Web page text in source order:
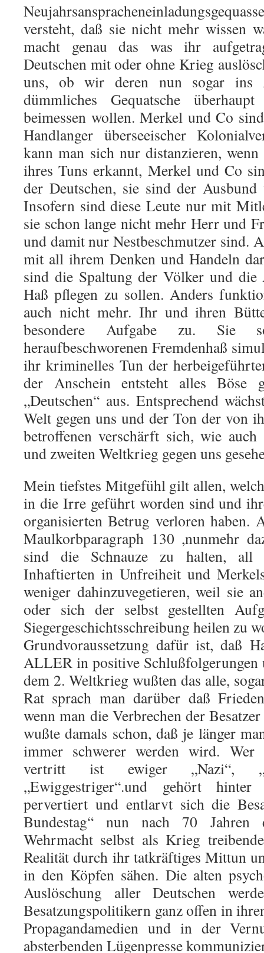
versteht, daß sie nicht mehr wissen
macht genau das was ihr
Deutschen mit oder ohne Krieg
uns, ob wir deren nun sogar ins
dümmliches Gequatsche
beimessen wollen. Merkel und Co
Handlanger überseeischer
kann man sich nur distanzieren,
ihres Tuns erkannt, Merkel und Co
der Deutschen, sie sind der Ausbund
Insofern sind diese Leute nur mit
sie schon lange nicht mehr Herr und
und damit nur Nestbeschmutzer sind.
mit all ihrem Denken und Handeln
sind die Spaltung der Völker und die
Haß pflegen zu sollen. Anders
auch nicht mehr. Ihr und ihren
besondere Aufgabe zu.
heraufbeschworenen Fremdenhaß
ihr kriminelles Tun der
der Anschein entsteht alles Böse
„Deutschen“ aus. Entsprechend
Welt gegen uns und der Ton der von
betroffenen verschärft sich, wie
und zweiten Weltkrieg gegen uns
Mein tiefstes Mitgefühl gilt allen,
in die Irre geführt worden sind und
organisierten Betrug verloren haben.
Maulkorbparagraph 130 ,nunmehr
sind die Schnauze zu halten, all
Inhaftierten in Unfreiheit und
weniger dahinzuvegetieren, weil sie
oder sich der selbst gestellten
Siegergeschichtsschreibung heilen zu
Grundvoraussetzung dafür ist, daß
ALLER in positive Schlußfolgerungen
dem 2. Weltkrieg wußten das alle,
Rat sprach man darüber daß
wenn man die Verbrechen der
wußte damals schon, daß je länger
immer schwerer werden wird. Wer
vertritt ist ewiger „Nazi“,
„Ewiggestriger“.und gehört
pervertiert und entlarvt sich die
Bundestag“ nun nach 70 Jahren
Wehrmacht selbst als Krieg
Realität durch ihr tatkräftiges Mittun
in den Köpfen sähen. Die alten
Auslöschung aller Deutschen
Besatzungspolitikern ganz offen in
Propagandamedien und in der
absterbenden Lügenpresse